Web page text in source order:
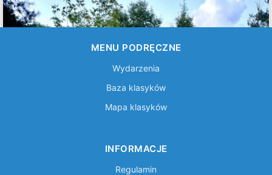
MENU PODRĘCZNE
Wydarzenia
Baza klasyków
Mapa klasyków
INFORMACJE
Regulamin